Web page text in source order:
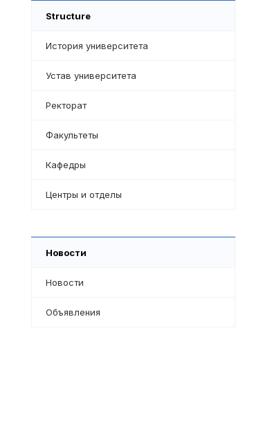
Structure
История университета
Устав университета
Ректорат
Факультеты
Кафедры
Центры и отделы
Новости
Новости
Объявления